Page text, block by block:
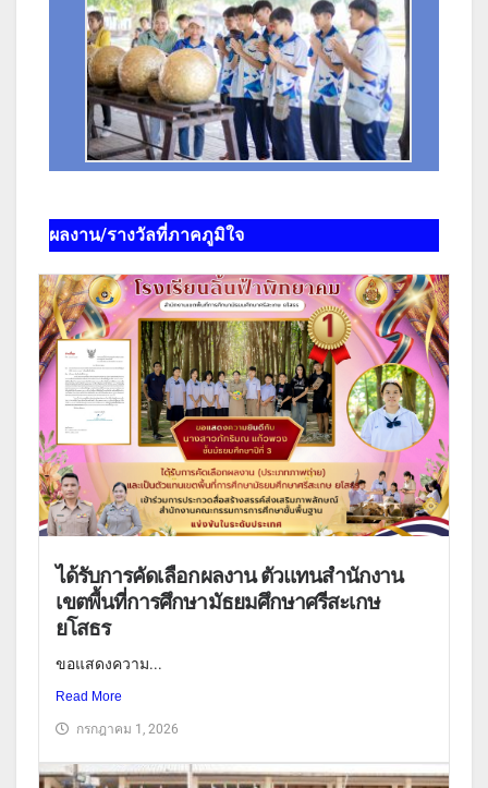
ผลงาน/รางวัลที่ภาคภูมิใจ
ได้รับการคัดเลือกผลงาน ตัวแทนสำนักงาน
เขตพื้นที่การศึกษามัธยมศึกษาศรีสะเกษ
ยโสธร
ขอแสดงความ...
Read More
กรกฎาคม 1, 2026